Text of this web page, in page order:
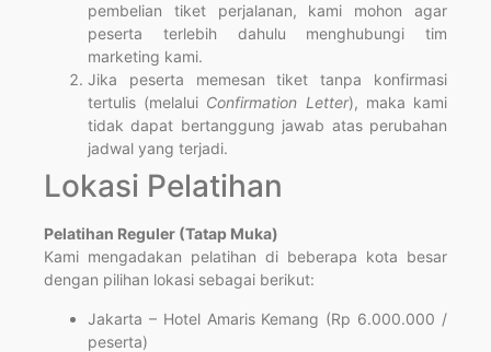
pembelian tiket perjalanan, kami mohon agar
peserta terlebih dahulu menghubungi tim
marketing kami.
Jika peserta memesan tiket tanpa konfirmasi
tertulis (melalui Confirmation Letter), maka kami
tidak dapat bertanggung jawab atas perubahan
jadwal yang terjadi.
Lokasi Pelatihan
Pelatihan Reguler (Tatap Muka)
Kami mengadakan pelatihan di beberapa kota besar
dengan pilihan lokasi sebagai berikut:
Jakarta – Hotel Amaris Kemang (Rp 6.000.000 /
peserta)